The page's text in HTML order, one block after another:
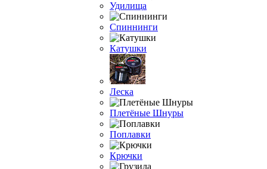
Удилища
Спиннинги
Катушки
Леска
Плетёные Шнуры
Поплавки
Крючки